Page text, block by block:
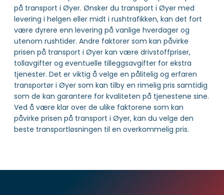
på transport i Øyer. Ønsker du transport i Øyer med
levering i helgen eller midt i rushtrafikken, kan det fort
være dyrere enn levering på vanlige hverdager og
utenom rushtider. Andre faktorer som kan påvirke
prisen på transport i Øyer kan være drivstoffpriser,
tollavgifter og eventuelle tilleggsavgifter for ekstra
tjenester. Det er viktig å velge en pålitelig og erfaren
transportør i Øyer som kan tilby en rimelig pris samtidig
som de kan garantere for kvaliteten på tjenestene sine.
Ved å være klar over de ulike faktorene som kan
påvirke prisen på transport i Øyer, kan du velge den
beste transportløsningen til en overkommelig pris.